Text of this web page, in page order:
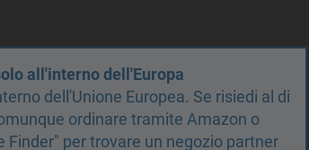
all'interno dell'Europa
dell'Unione Europea. Se risiedi al di
ordinare tramite Amazon o
Finder" per trovare un negozio partner